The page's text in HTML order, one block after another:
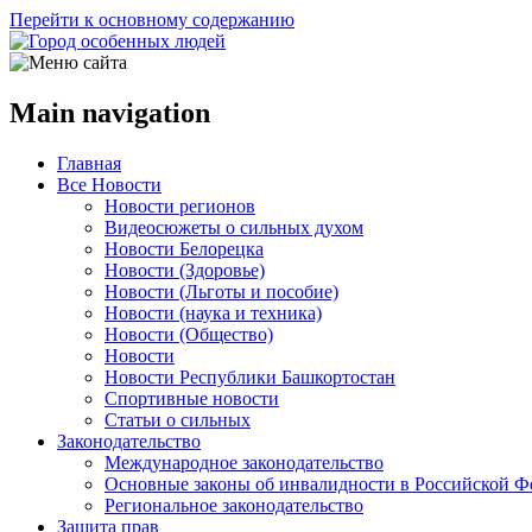
Перейти к основному содержанию
Main navigation
Главная
Все Новости
Новости регионов
Видеосюжеты о сильных духом
Новости Белорецка
Новости (Здоровье)
Новости (Льготы и пособие)
Новости (наука и техника)
Новости (Общество)
Новости
Новости Республики Башкортостан
Спортивные новости
Статьи о сильных
Законодательство
Международное законодательство
Основные законы об инвалидности в Российской
Региональное законодательство
Защита прав